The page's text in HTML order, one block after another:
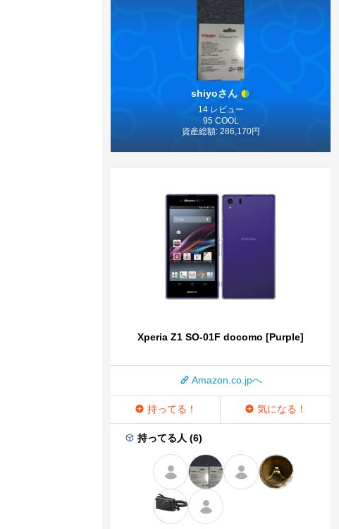
shiyoさん
14 レビュー
95 COOL
資産総額: 286,170円
Xperia Z1 SO-01F docomo [Purple]
Amazon.co.jpへ
持ってる！ 気になる！
持ってる人 (6)